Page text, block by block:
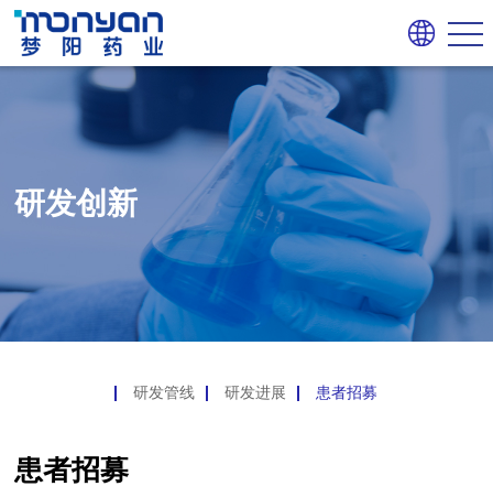
研发创新
研发管线 研发进展 患者招募
患者招募